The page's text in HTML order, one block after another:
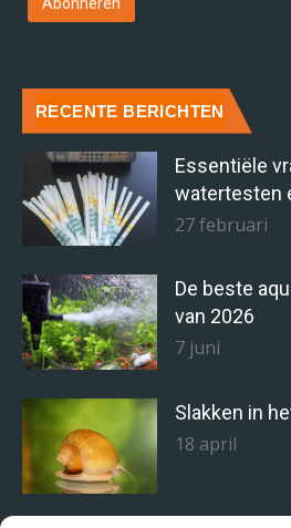
RECENTE BERICHTEN
Essentiële
watertesten
27 februari
De beste
van 2026
7 juni
Slakken in
18 april